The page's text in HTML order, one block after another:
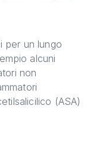
per un lungo
alcuni
non
(ASA)